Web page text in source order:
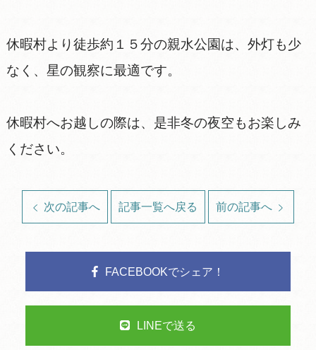
休暇村より徒歩約１５分の親水公園は、外灯も少
なく、星の観察に最適です。
休暇村へお越しの際は、是非冬の夜空もお楽しみ
ください。
次の記事へ 記事一覧へ戻る 前の記事へ
FACEBOOKでシェア！
LINEで送る